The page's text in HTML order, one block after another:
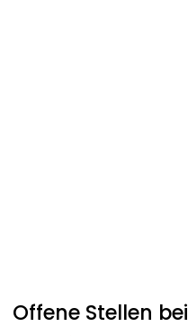
Offene Stellen bei